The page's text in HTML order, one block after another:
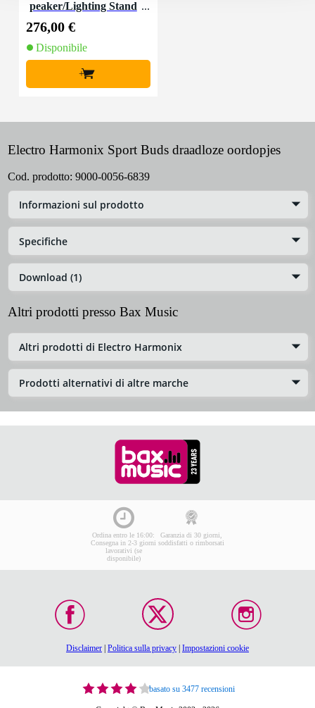
peaker/Lighting Stand
276,00 €
Disponibile
+
Electro Harmonix Sport Buds draadloze oordopjes
Cod. prodotto: 9000-0056-6839
Informazioni sul prodotto
Specifiche
Download (1)
Altri prodotti presso Bax Music
Altri prodotti di Electro Harmonix
Prodotti alternativi di altre marche
Ordina entro le 16:00:
Consegna in 2-3 giorni
lavorativi (se
disponibile)
Garanzia di 30 giorni,
soddisfatti o rimborsati
Disclaimer Politica sulla privacy Impostazioni cookie
basato su 3477 recensioni